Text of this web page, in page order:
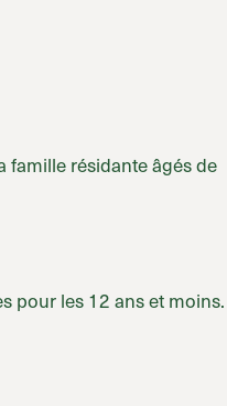
famille résidante âgés de
pour les 12 ans et moins.